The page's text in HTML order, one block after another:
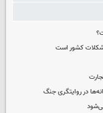
کشور است
در روایتگری جنگ